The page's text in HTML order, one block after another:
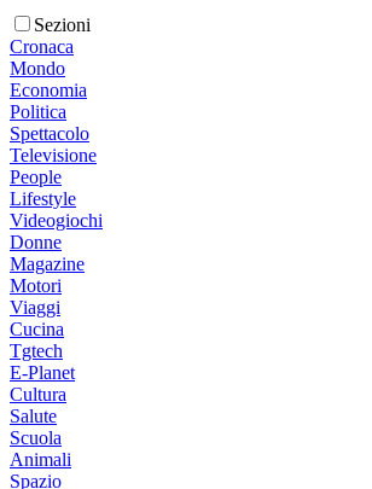
Sezioni
Cronaca
Mondo
Economia
Politica
Spettacolo
Televisione
People
Lifestyle
Videogiochi
Donne
Magazine
Motori
Viaggi
Cucina
Tgtech
E-Planet
Cultura
Salute
Scuola
Animali
Spazio